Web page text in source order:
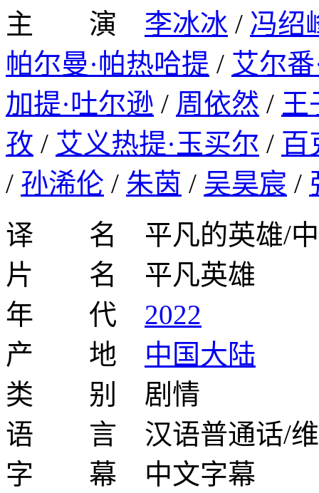
主 演 李冰冰 / 冯绍
帕尔曼·帕热哈提 / 艾尔
加提·吐尔逊 / 周依然 / 王
孜 / 艾义热提·玉买尔 / 百
/ 孙浠伦 / 朱茵 / 吴昊宸 /
译 名 平凡的英雄/中
片 名 平凡英雄
年 代 2022
产 地 中国大陆
类 别 剧情
语 言 汉语普通话/维
字 幕 中文字幕